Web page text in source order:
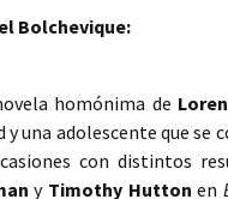
Bolchevique:
homónima de
y una adolescente que se
con distintos
y Timothy Hutton en